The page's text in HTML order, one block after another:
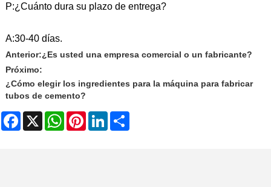
P:¿Cuánto dura su plazo de entrega?
A:30-40 días.
Anterior:¿Es usted una empresa comercial o un fabricante?
Próximo:
¿Cómo elegir los ingredientes para la máquina para fabricar
tubos de cemento?
Facebook
X WhatsAppPinterestLinkedIn